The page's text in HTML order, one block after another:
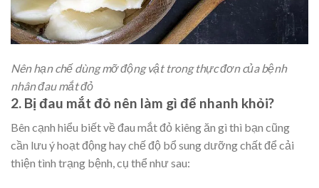
Nên hạn chế dùng mỡ động vật trong thực đơn của bệnh
nhân đau mắt đỏ
2. Bị đau mắt đỏ nên làm gì để nhanh khỏi?
Bên cạnh hiểu biết về đau mắt đỏ kiêng ăn gì thì bạn cũng
cần lưu ý hoạt động hay chế độ bổ sung dưỡng chất để cải
thiện tình trạng bệnh, cụ thể như sau: